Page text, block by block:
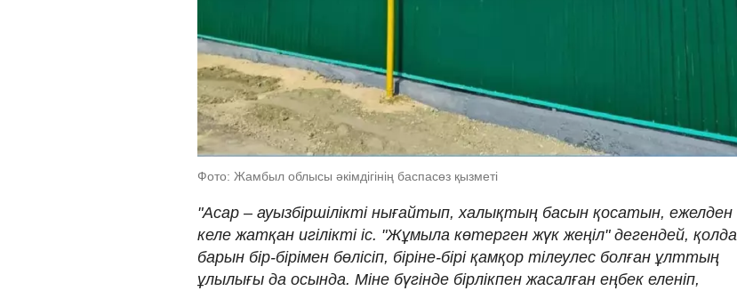
Фото: Жамбыл облысы әкімдігінің баспасөз қызметі
"Асар – ауызбіршілікті нығайтып, халықтың басын қосатын, ежелден
келе жатқан игілікті іс. "Жұмыла көтерген жүк жеңіл" дегендей, қолда
барын бір-бірімен бөлісіп, біріне-бірі қамқор тілеулес болған ұлттың
ұлылығы да осында. Міне бүгінде бірлікпен жасалған еңбек еленіп,